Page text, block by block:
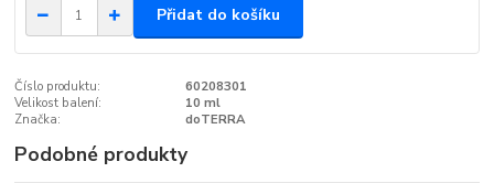
Přidat do košíku
Číslo produktu:
60208301
Velikost balení:
10 ml
Značka:
doTERRA
Podobné produkty